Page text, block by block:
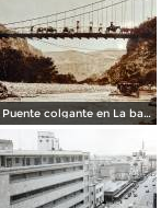
Puente colgante en La barranca de Oblatos.